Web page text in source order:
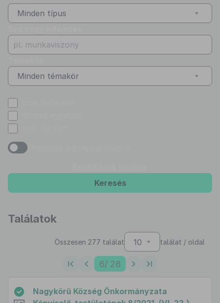
Minden típus
Minden témakör
Keresés
Találatok
Összesen 277 találat 10 találat / oldal
6/ 28
Nagykörű Község Önkormányzata